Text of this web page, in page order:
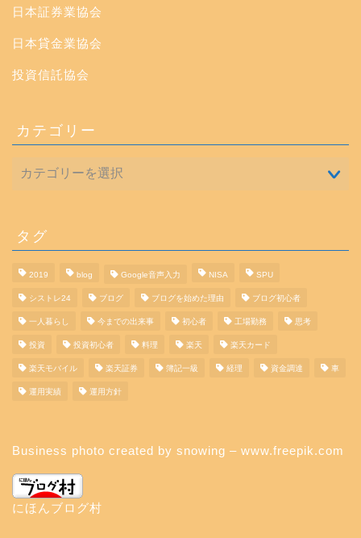
日本証券業協会
日本貸金業協会
投資信託協会
カテゴリー
タグ
2019 blog Google音声入力 NISA SPU
シストレ24 ブログ ブログを始めた理由 ブログ初心者
一人暮らし 今までの出来事 初心者 工場勤務 思考
投資 投資初心者 料理 楽天 楽天カード
楽天モバイル 楽天証券 簿記一級 経理 資金調達 車
運用実績 運用方針
Business photo created by snowing – www.freepik.com
にほんブログ村